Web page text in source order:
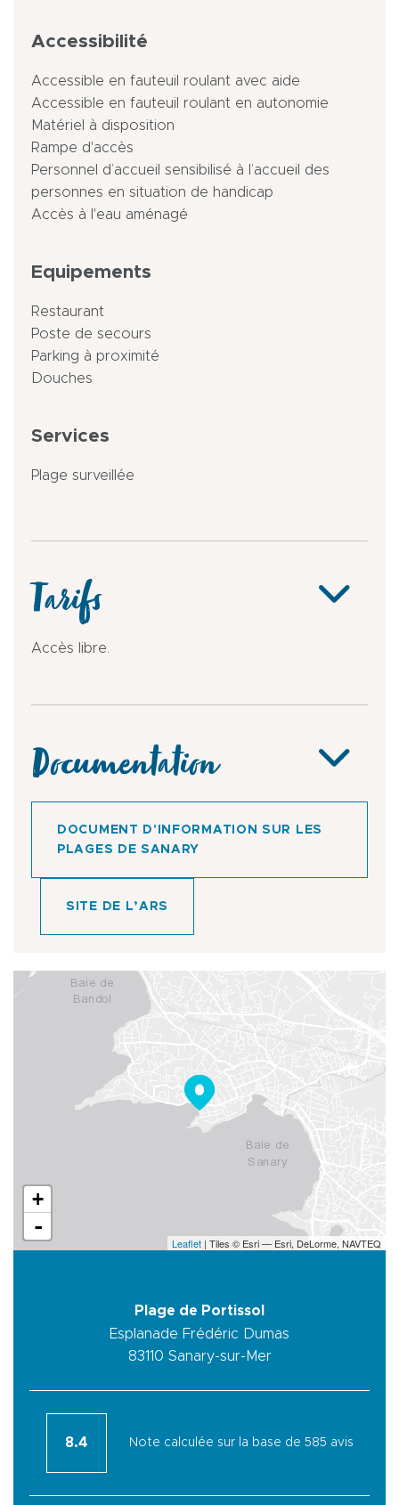
Accessibilité
Accessible en fauteuil roulant avec aide
Accessible en fauteuil roulant en autonomie
Matériel à disposition
Rampe d'accès
Personnel d’accueil sensibilisé à l’accueil des
personnes en situation de handicap
Accès à l'eau aménagé
Equipements
Restaurant
Poste de secours
Parking à proximité
Douches
Services
Plage surveillée
Tarifs
Accès libre.
Documentation
DOCUMENT D'INFORMATION SUR LES
PLAGES DE SANARY
SITE DE L’ARS
+
-
Leaflet | Tiles © Esri — Esri, DeLorme, NAVTEQ
Plage de Portissol
Esplanade Frédéric Dumas
83110 Sanary-sur-Mer
8.4 Note calculée sur la base de 585 avis